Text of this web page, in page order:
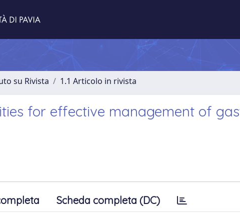
su Rivista 1.1 Articolo in rivista
for effective management of
Scheda completa (DC)